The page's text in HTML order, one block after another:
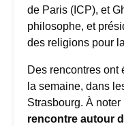
de Paris (ICP), et
philosophe, et
des religions pour
Des rencontres ont
la semaine, dans
Strasbourg. À
rencontre autour